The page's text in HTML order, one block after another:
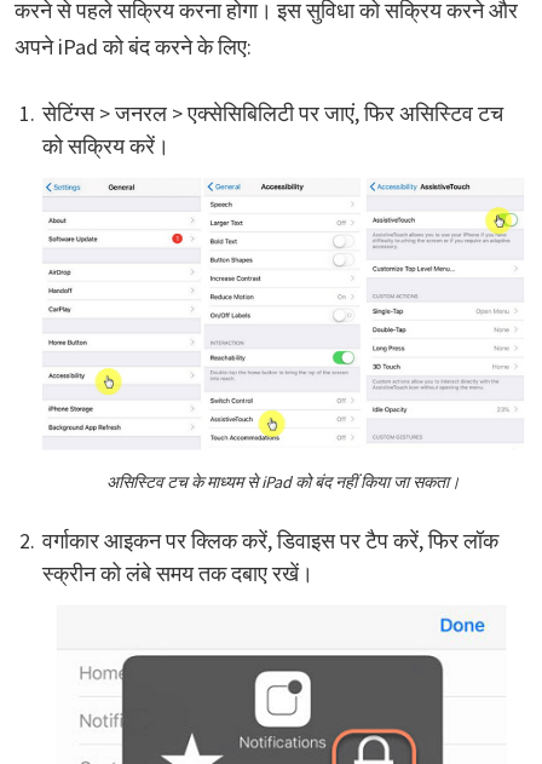
करने से पहले सक्रिय करना होगा। इस सुविधा को सक्रिय करने और
अपने iPad को बंद करने के लिए:
सेटिंग्स > जनरल > एक्सेसिबिलिटी पर जाएं, फिर असिस्टिव टच
को सक्रिय करें।
असिस्टिव टच के माध्यम से iPad को बंद नहीं किया जा सकता।
वर्गाकार आइकन पर क्लिक करें, डिवाइस पर टैप करें, फिर लॉक
स्क्रीन को लंबे समय तक दबाए रखें।